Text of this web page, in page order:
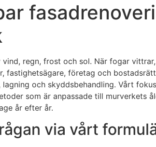
regn, frost och sol. När fogar
fastighetsägare, företag och
och skyddsbehandling. Vårt
som är anpassade till murverkets
år efter år.
via vårt